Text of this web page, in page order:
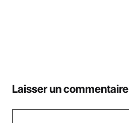
Laisser un commentaire